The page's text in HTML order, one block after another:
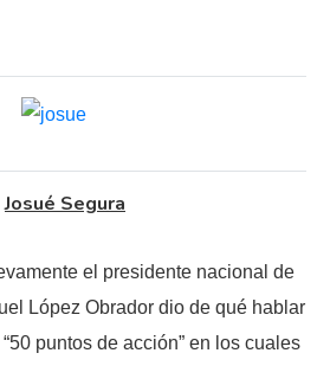
Josué Segura
el presidente nacional de
López Obrador dio de qué hablar
puntos de acción” en los cuales